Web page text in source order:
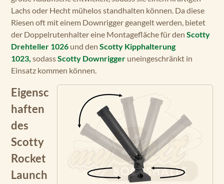
Lachs oder Hecht mühelos standhalten können. Da diese
Riesen oft mit einem Downrigger geangelt werden, bietet
der Doppelrutenhalter eine Montagefläche für den Scotty
Drehteller 1026 und den Scotty Kipphalterung
1023, sodassScotty Downrigger uneingeschränkt in
Einsatz kommen können.
Eigensc
haften
des
Scotty
Rocket
Launch